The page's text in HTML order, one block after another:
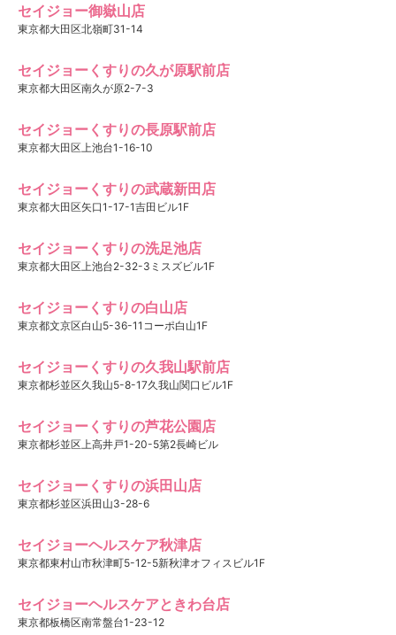
セイジョー御嶽山店
東京都大田区北嶺町31-14
セイジョーくすりの久が原駅前店
東京都大田区南久が原2-7-3
セイジョーくすりの長原駅前店
東京都大田区上池台1-16-10
セイジョーくすりの武蔵新田店
東京都大田区矢口1-17-1吉田ビル1F
セイジョーくすりの洗足池店
東京都大田区上池台2-32-3ミスズビル1F
セイジョーくすりの白山店
東京都文京区白山5-36-11コーポ白山1F
セイジョーくすりの久我山駅前店
東京都杉並区久我山5-8-17久我山関口ビル1F
セイジョーくすりの芦花公園店
東京都杉並区上高井戸1-20-5第2長崎ビル
セイジョーくすりの浜田山店
東京都杉並区浜田山3-28-6
セイジョーヘルスケア秋津店
東京都東村山市秋津町5-12-5新秋津オフィスビル1F
セイジョーヘルスケアときわ台店
東京都板橋区南常盤台1-23-12